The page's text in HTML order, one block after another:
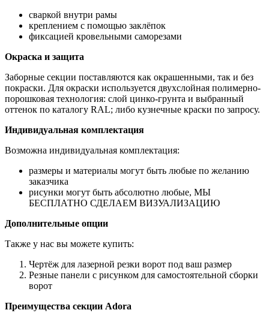
сваркой внутри рамы
креплением с помощью заклёпок
фиксацией кровельными саморезами
Окраска и защита
Заборные секции поставляются как окрашенными, так и без
покраски. Для окраски используется двухслойная полимерно-
порошковая технология: слой цинко-грунта и выбранный
оттенок по каталогу RAL; либо кузнечные краски по запросу.
Индивидуальная комплектация
Возможна индивидуальная комплектация:
размеры и материалы могут быть любые по желанию
заказчика
рисунки могут быть абсолютно любые, МЫ
БЕСПЛАТНО СДЕЛАЕМ ВИЗУАЛИЗАЦИЮ
Дополнительные опции
Также у нас вы можете купить:
Чертёж для лазерной резки ворот под ваш размер
Резные панели с рисунком для самостоятельной сборки
ворот
Преимущества секции Adora